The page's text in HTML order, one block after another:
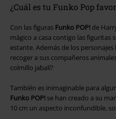
¿Cuál es tu Funko Pop
Con las figuras Funko POP! de
mágico a casa contigo las
estante. Además de los
recoger a sus compañeros
colmillo jabalí?
También es inimaginable para
Funko POP! se han creado a su
10 cm un aspecto inconfundible,